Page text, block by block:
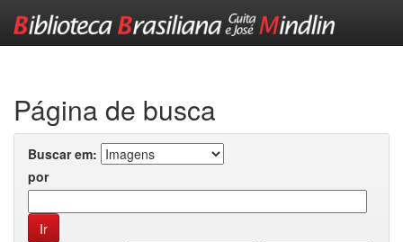
Página de busca
Buscar em:
por